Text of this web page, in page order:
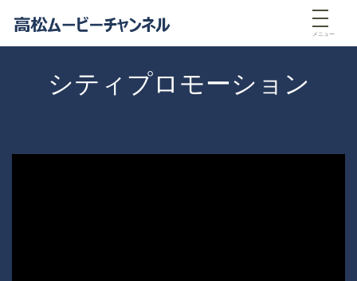
メニュー
シティプロモーション